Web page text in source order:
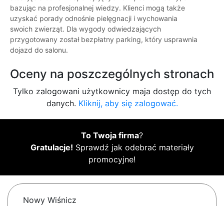
bazując na profesjonalnej wiedzy. Klienci mogą także
uzyskać porady odnośnie pielęgnacji i wychowania
swoich zwierząt. Dla wygody odwiedzających
przygotowany został bezpłatny parking, który usprawnia
dojazd do salonu.
Oceny na poszczególnych stronach
Tylko zalogowani użytkownicy maja dostęp do tych
danych. Kliknij, aby się zalogować.
To Twoja firma?
Gratulacje! Sprawdź jak odebrać materiały
promocyjne!
Nowy Wiśnicz